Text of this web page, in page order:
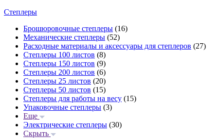
Степлеры
Брошюровочные степлеры (16)
Механические степлеры (52)
Расходные материалы и аксессуары для степлеров (27)
Степлеры 100 листов (8)
Степлеры 150 листов (9)
Степлеры 200 листов (6)
Степлеры 25 листов (20)
Степлеры 50 листов (15)
Степлеры для работы на весу (15)
Упаковочные степлеры (3)
Еще
Электрические степлеры (30)
Скрыть